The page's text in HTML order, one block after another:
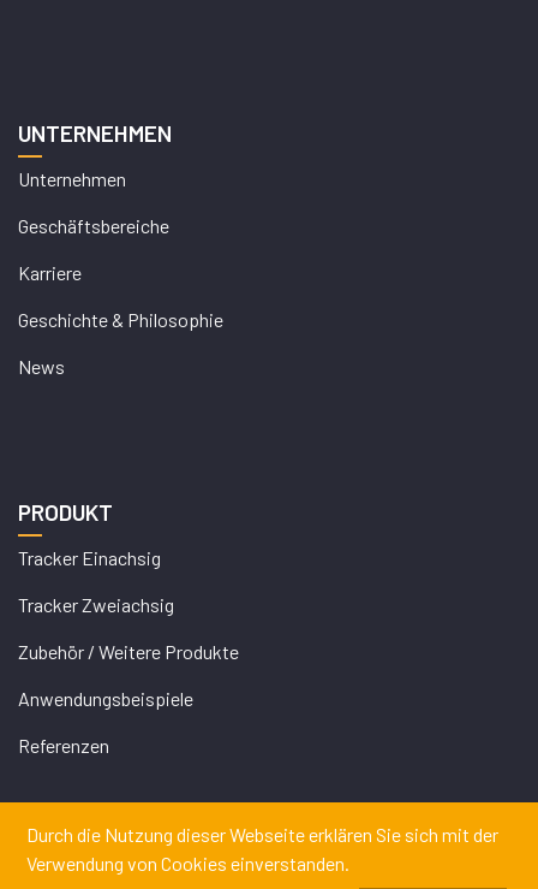
UNTERNEHMEN
Unternehmen
Geschäftsbereiche
Karriere
Geschichte & Philosophie
News
PRODUKT
Tracker Einachsig
Tracker Zweiachsig
Zubehör / Weitere Produkte
Anwendungsbeispiele
Referenzen
Durch die Nutzung dieser Webseite erklären Sie sich mit der
Verwendung von Cookies einverstanden.